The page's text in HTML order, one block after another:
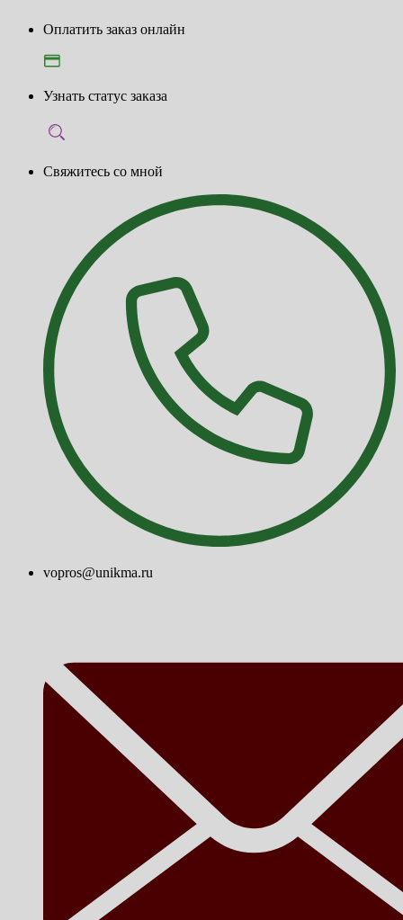
Оплатить заказ онлайн
Узнать статус заказа
Свяжитесь со мной
vopros@unikma.ru